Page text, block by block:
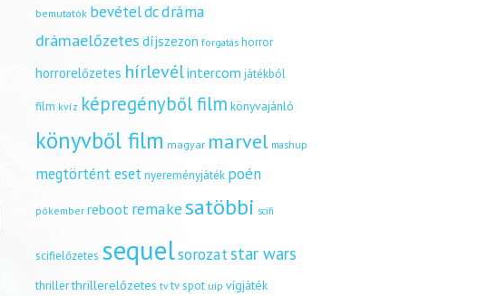
bemutatók bevételdcdráma
drámaelőzetes díjszezon forgatás horror
horrorelőzetes hírlevélintercom játékból
film kvíz képregényből film könyvajánló
könyvből film magyar marvel mashup
megtörtént esetnyereményjáték poén
pókember reboot remakesatöbbi scifi
scifielőzetes sequelsorozatstar wars
thrillerthrillerelőzetes tv tv spot uip vígjáték